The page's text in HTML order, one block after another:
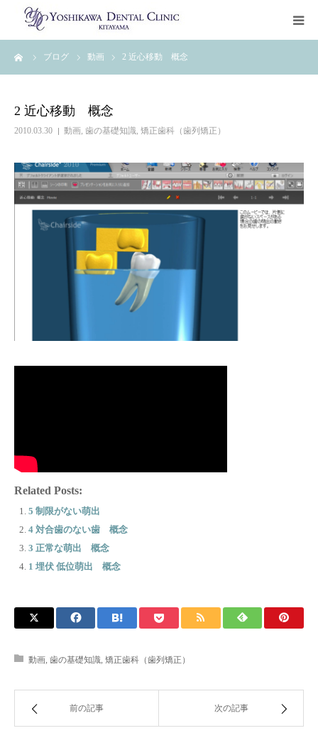
ブログ 動画 2 近心移動 概念
2 近心移動 概念
2010.03.30 動画, 歯の基礎知識, 矯正歯科（歯列矯正）
Related Posts:
5 制限がない萌出
4 対合歯のない歯 概念
3 正常な萌出 概念
1 埋伏 低位萌出 概念
動画 歯の基礎知識 矯正歯科（歯列矯正）
前の記事 次の記事
トップページ
クリニック案内
ご予約・お問い合わせ
治療ブログ
初診カウンセリングお申込み